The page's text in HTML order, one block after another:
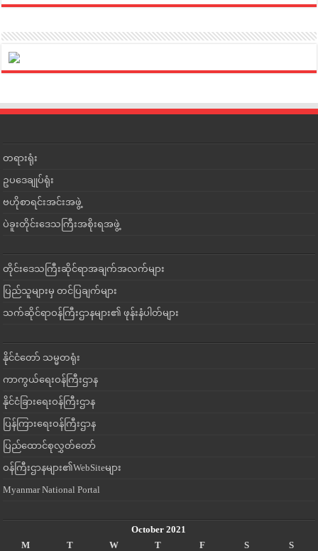
တရားရုံး
ဥပဒေချုပ်ရုံး
ဗဟိုစာရင်းအင်းအဖွဲ့
ပဲခူးတိုင်းဒေသကြီးအစိုးရအဖွဲ့
တိုင်းဒေသကြီးဆိုင်ရာအချက်အလက်များ
ပြည်သူများမှ တင်ပြချက်များ
သက်ဆိုင်ရာဝန်ကြီးဌာနများ၏ ဖုန်းနံပါတ်များ
နိုင်ငံတော် သမ္မတရုံး
ကာကွယ်ရေးဝန်ကြီးဌာန
နိုင်ငံခြားရေးဝန်ကြီးဌာန
ပြန်ကြားရေးဝန်ကြီးဌာန
ပြည်ထောင်စုလွှတ်တော်
ဝန်ကြီးဌာနများ၏WebSiteများ
Myanmar National Portal
October 2021
M
T W T F S S